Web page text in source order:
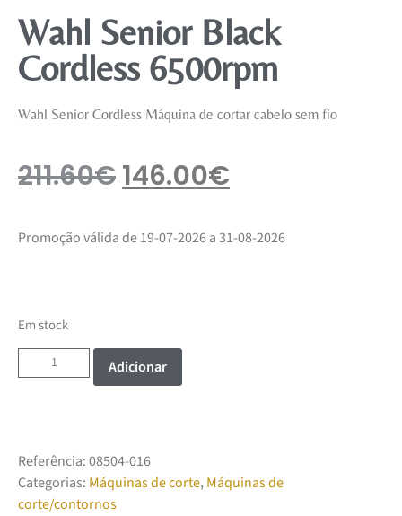
Wahl Senior Black
Cordless 6500rpm
Wahl Senior Cordless Máquina de cortar cabelo sem fio
211.60€146.00€
Promoção válida de 19-07-2026 a 31-08-2026
Em stock
Adicionar
Referência:08504-016
Categorias: Máquinas de corte, Máquinas de
corte/contornos